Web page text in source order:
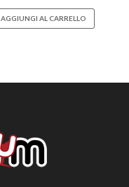
AGGIUNGI AL CARRELLO